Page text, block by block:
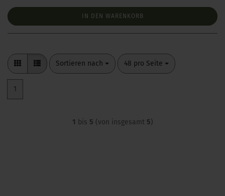
IN DEN WARENKORB
Sortieren nach
Sortieren nach 48 pro Seite
pro Seite
1
1 bis 5 (von insgesamt 5)